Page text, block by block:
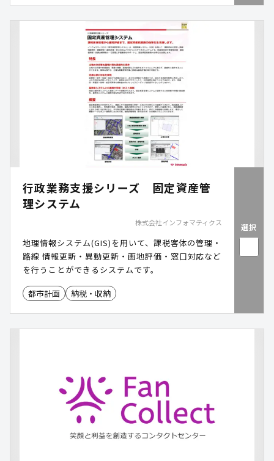
行政業務支援シリーズ 固定資産管
理システム
株式会社インフォマティクス
地理情報システム(GIS)を用いて、課税客体の管理・
路線 情報更新・異動更新・画地評価・窓口対応など
を行うことができるシステムです。
都市計画 納税・収納
選択